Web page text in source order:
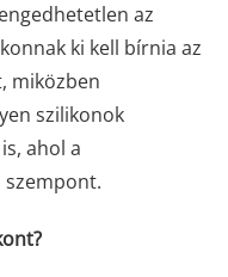
az
ki kell bírnia az
miközben
szilikonok
ahol a
szempont.